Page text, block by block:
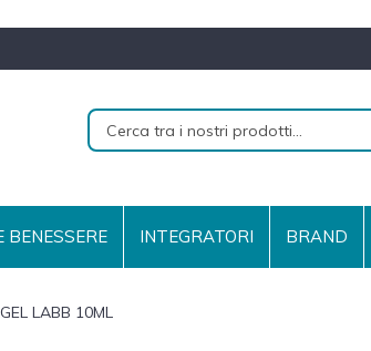
BENESSERE INTEGRATORI BRAND
LABB 10ML